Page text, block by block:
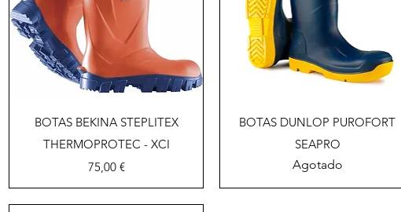
Vista rápida
BOTAS BEKINA STEPLITEX
THERMOPROTEC - XCI
Precio
75,00 €
Vista rápida
BOTAS DUNLOP PUROFORT
SEAPRO
Agotado